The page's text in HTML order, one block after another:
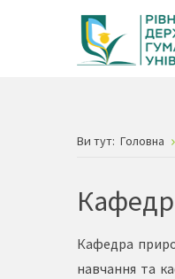
Ви тут: Головна
Кафедра
навчання та